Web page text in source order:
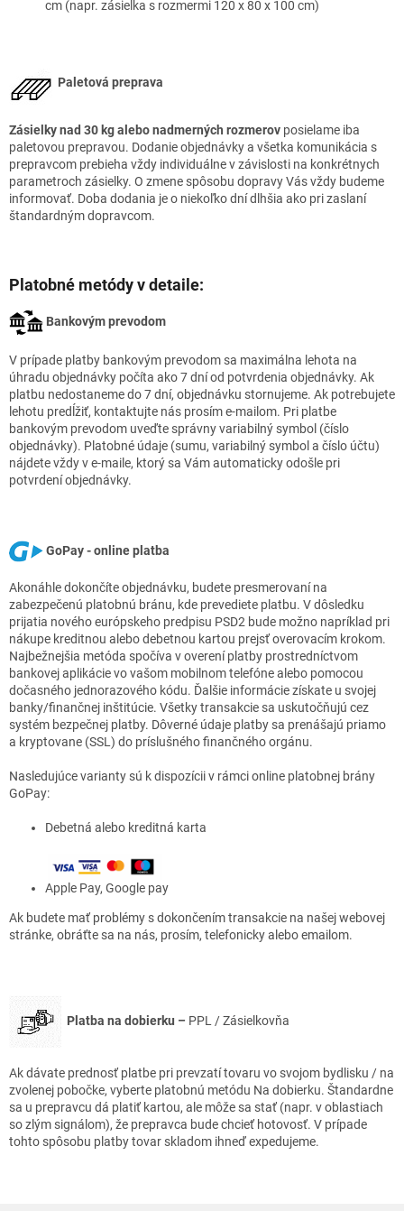
cm (napr. zásielka s rozmermi 120 x 80 x 100 cm)
Paletová preprava
Zásielky nad 30 kg alebo nadmerných rozmerov posielame iba
paletovou prepravou. Dodanie objednávky a všetka komunikácia s
prepravcom prebieha vždy individuálne v závislosti na konkrétnych
parametroch zásielky. O zmene spôsobu dopravy Vás vždy budeme
informovať. Doba dodania je o niekoľko dní dlhšia ako pri zaslaní
štandardným dopravcom.
Platobné metódy v detaile:
Bankovým prevodom
V prípade platby bankovým prevodom sa maximálna lehota na
úhradu objednávky počíta ako 7 dní od potvrdenia objednávky. Ak
platbu nedostaneme do 7 dní, objednávku stornujeme. Ak potrebujete
lehotu predĺžiť, kontaktujte nás prosím e-mailom. Pri platbe
bankovým prevodom uveďte správny variabilný symbol (číslo
objednávky). Platobné údaje (sumu, variabilný symbol a číslo účtu)
nájdete vždy v e-maile, ktorý sa Vám automaticky odošle pri
potvrdení objednávky.
GoPay - online platba
Akonáhle dokončíte objednávku, budete presmerovaní na
zabezpečenú platobnú bránu, kde prevediete platbu. V dôsledku
prijatia nového európskeho predpisu PSD2 bude možno napríklad pri
nákupe kreditnou alebo debetnou kartou prejsť overovacím krokom.
Najbežnejšia metóda spočíva v overení platby prostredníctvom
bankovej aplikácie vo vašom mobilnom telefóne alebo pomocou
dočasného jednorazového kódu. Ďalšie informácie získate u svojej
banky/finančnej inštitúcie. Všetky transakcie sa uskutočňujú cez
systém bezpečnej platby. Dôverné údaje platby sa prenášajú priamo
a kryptovane (SSL) do príslušného finančného orgánu.
Nasledujúce varianty sú k dispozícii v rámci online platobnej brány
GoPay:
Debetná alebo kreditná karta
Apple Pay, Google pay
Ak budete mať problémy s dokončením transakcie na našej webovej
stránke, obráťte sa na nás, prosím, telefonicky alebo emailom.
Platba na dobierku – PPL / Zásielkovňa
Ak dávate prednosť platbe pri prevzatí tovaru vo svojom bydlisku / na
zvolenej pobočke, vyberte platobnú metódu Na dobierku. Štandardne
sa u prepravcu dá platiť kartou, ale môže sa stať (napr. v oblastiach
so zlým signálom), že prepravca bude chcieť hotovosť. V prípade
tohto spôsobu platby tovar skladom ihneď expedujeme.